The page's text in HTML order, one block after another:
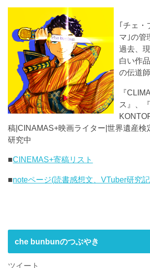
｢チェ・
マ｣の管
過去、
白い作
の伝道師
『
ス』、
稿|CINAMAS+映画ライター|世界遺産検
研究中
■CINEMAS+寄稿リスト
■noteページ(読書感想文、VTuber研究
che bunbunのつぶやき
ツイート